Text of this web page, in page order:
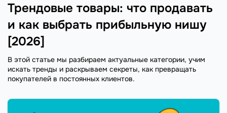
Трендовые товары: что продавать
и как выбрать прибыльную нишу
[2026]
В этой статье мы разбираем актуальные категории, учим
искать тренды и раскрываем секреты, как превращать
покупателей в постоянных клиентов.